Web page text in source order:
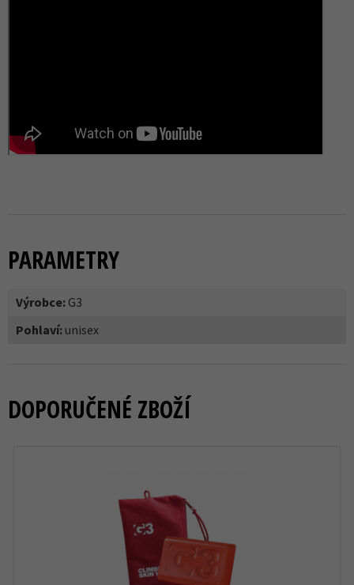
PARAMETRY
Výrobce: G3
Pohlaví: unisex
DOPORUČENÉ ZBOŽÍ